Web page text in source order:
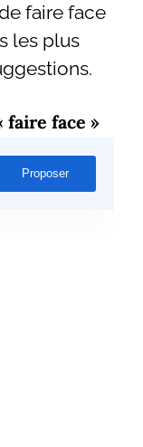
faire face
les plus
faire face »